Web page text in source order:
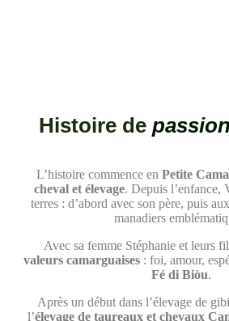
Histoire de passion
L’histoire commence en Petite
cheval et élevage. Depuis l’enfance,
terres : d’abord avec son père, puis
manadiers
Avec sa femme Stéphanie et leurs
valeurs camarguaises: foi, amour,
Fé di Biòu.
Après un début dans l’élevage de
l’élevage de taureaux et chevaux